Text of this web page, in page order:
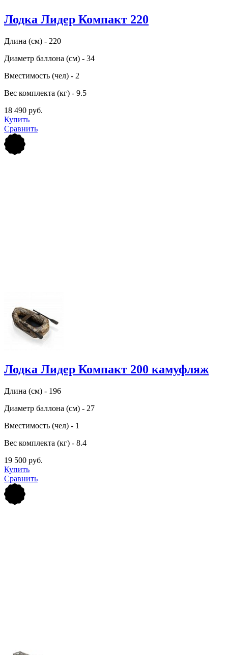
Лодка Лидер Компакт 220
Длина (см) - 220
Диаметр баллона (см) - 34
Вместимость (чел) - 2
Вес комплекта (кг) - 9.5
18 490 руб.
Купить
Сравнить
Лодка Лидер Компакт 200 камуфляж
Длина (см) - 196
Диаметр баллона (см) - 27
Вместимость (чел) - 1
Вес комплекта (кг) - 8.4
19 500 руб.
Купить
Сравнить